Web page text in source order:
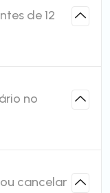
de 12
no
cancelar